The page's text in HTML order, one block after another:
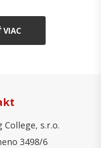
VIAC
College, s.r.o.
3498/6